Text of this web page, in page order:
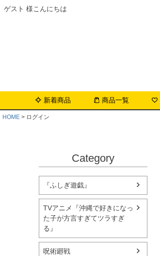
ゲスト 様こんにちは
新着商品 商品一覧
HOME ログイン
Category
『ふしぎ遊戯』
TVアニメ『沖縄で好きになっ
た子が方言すぎてツラすぎ
る』
呪術廻戦